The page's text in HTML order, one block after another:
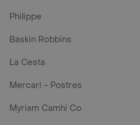
Philippe
Baskin Robbins
La Cesta
Mercari - Postres
Myriam Camhi Co